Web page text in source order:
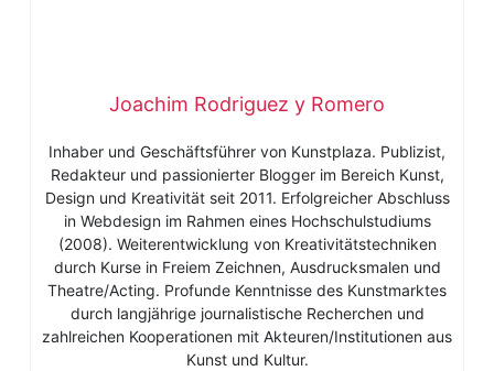
Joachim Rodriguez y Romero
Inhaber und Geschäftsführer von Kunstplaza. Publizist,
Redakteur und passionierter Blogger im Bereich Kunst,
Design und Kreativität seit 2011. Erfolgreicher Abschluss
in Webdesign im Rahmen eines Hochschulstudiums
(2008). Weiterentwicklung von Kreativitätstechniken
durch Kurse in Freiem Zeichnen, Ausdrucksmalen und
Theatre/Acting. Profunde Kenntnisse des Kunstmarktes
durch langjährige journalistische Recherchen und
zahlreichen Kooperationen mit Akteuren/Institutionen aus
Kunst und Kultur.